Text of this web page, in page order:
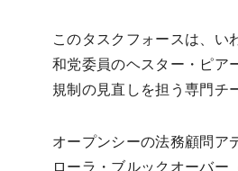
このタスクフォースは、い
和党委員のヘスター・ピ
規制の見直しを担う専門チ
オープンシーの法務顧問ア
ローラ・ブルックオーバ